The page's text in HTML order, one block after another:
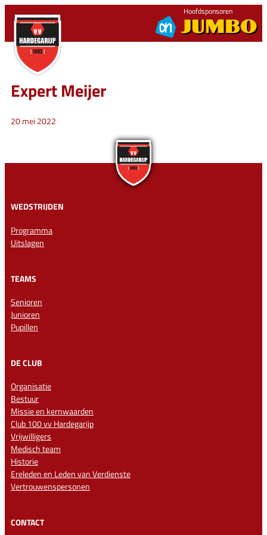
naar
inhoud
Hoofdsponsoren
Expert Meijer
20 mei 2022
WEDSTRIJDEN
Programma
Uitslagen
TEAMS
Senioren
Junioren
Pupillen
DE CLUB
Organisatie
Bestuur
Missie en kernwaarden
Club 100 vv Hardegarijp
Vrijwilligers
Medisch team
Historie
Ereleden en Leden van Verdienste
Vertrouwenspersonen
CONTACT